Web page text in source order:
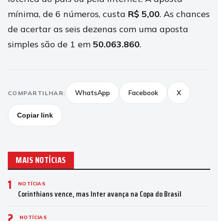
mínima, de 6 números, custa R$ 5,00. As chances
de acertar as seis dezenas com uma aposta
simples são de 1 em 50.063.860.
COMPARTILHAR: WhatsApp Facebook X
Copiar link
MAIS NOTÍCIAS
1 NOTÍCIAS
Corinthians vence, mas Inter avança na Copa do Brasil
NOTÍCIAS